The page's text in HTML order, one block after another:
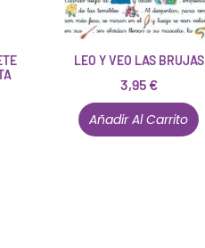
LEO Y VEO LAS BRUJAS
3,95 €
Añadir Al Carrito